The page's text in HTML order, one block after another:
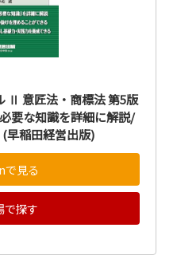
Ⅱ 意匠法・商標法 第5版
要な知識を詳細に解説/
早稲田経営出版)
見る
で探す